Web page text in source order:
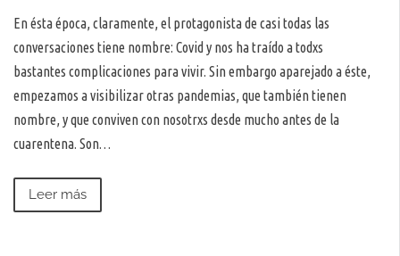
En ésta época, claramente, el protagonista de casi todas las
conversaciones tiene nombre: Covid y nos ha traído a todxs
bastantes complicaciones para vivir. Sin embargo aparejado a éste,
empezamos a visibilizar otras pandemias, que también tienen
nombre, y que conviven con nosotrxs desde mucho antes de la
cuarentena. Son…
Leer más